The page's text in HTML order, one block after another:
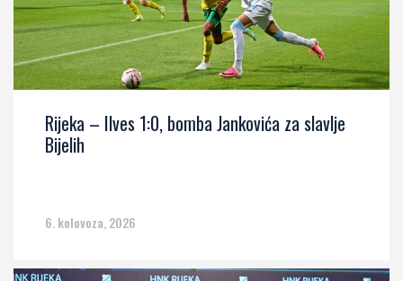
Rijeka – Ilves 1:0, bomba Jankovića za slavlje
Bijelih
6. kolovoza, 2026